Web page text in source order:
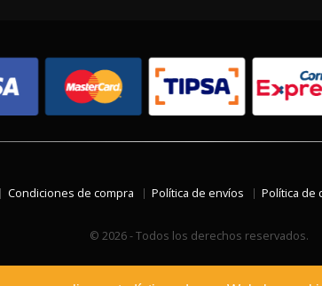
Condiciones de compra Política de envíos Política de
© 2026 - Todos los derechos reservados.